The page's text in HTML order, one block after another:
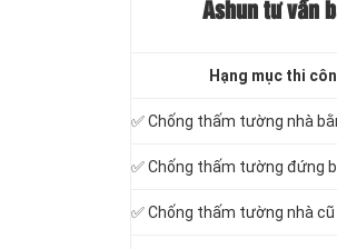
Ashun tư vấn
Hạng mục thi
✅ Chống thấm tường nhà
✅ Chống thấm tường đứng
✅ Chống thấm tường nhà cũ